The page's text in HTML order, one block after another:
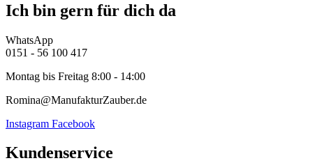
Ich bin gern für dich da
WhatsApp
0151 - 56 100 417
Montag bis Freitag 8:00 - 14:00
Romina@ManufakturZauber.de
Instagram Facebook
Kundenservice